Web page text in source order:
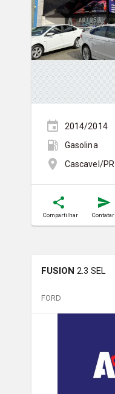
2014/2014
Gasolina
Cascavel/PR
Compartilhar Contatar
FUSION 2.3 SEL
FORD